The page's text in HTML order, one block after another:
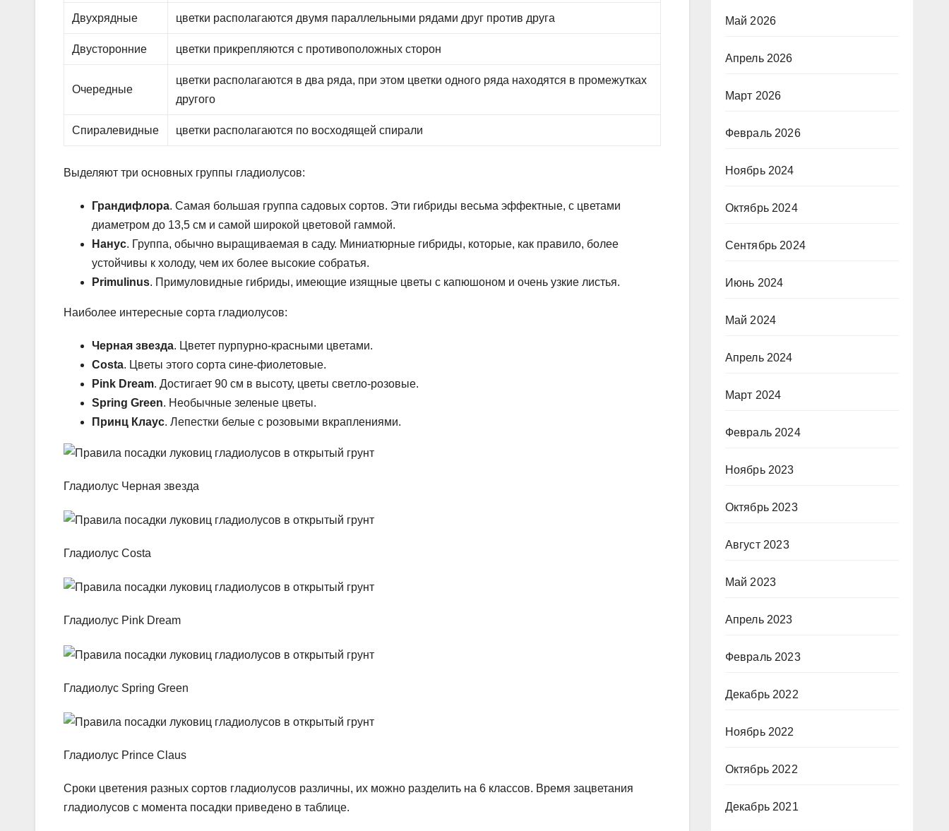
Двухрядные цветки располагаются двумя парал­лельными рядами друг против друга
Двусторонние цветки прикрепляются с про­тивоположных сторон
Очередные
цветки располагаются в два ряда, при этом цветки одного ряда находятся в промежутках
другого
Спиралевидные цветки располагаются по восходящей спирали
Выделяют три основных группы гладиолусов:
Грандифлора. Самая большая группа садовых сортов. Эти гибриды весьма эффектные, с цветами
диаметром до 13,5 см и самой широкой цветовой гаммой.
Нанус. Группа, обычно выращиваемая в саду. Миниатюрные гибриды, которые, как правило, более
устойчивы к холоду, чем их более высокие собратья.
Primulinus. Примуловидные гибриды, имеющие изящные цветы с капюшоном и очень узкие листья.
Наиболее интересные сорта гладиолусов:
Черная звезда. Цветет пурпурно-красными цветами.
Costa. Цветы этого сорта сине-фиолетовые.
Pink Dream. Достигает 90 см в высоту, цветы светло-розовые.
Spring Green. Необычные зеленые цветы.
Принц Клаус. Лепестки белые с розовыми вкраплениями.
Гладиолус Черная звезда
Гладиолус Costa
Гладиолус Pink Dream
Гладиолус Spring Green
Гладиолус Prince Claus
Сроки цветения разных сортов гладиолусов различны, их можно разделить на 6 классов. Время зацветания
гладиолусов с момента посадки приведено в таблице.
Май 2026
Апрель 2026
Март 2026
Февраль 2026
Ноябрь 2024
Октябрь 2024
Сентябрь 2024
Июнь 2024
Май 2024
Апрель 2024
Март 2024
Февраль 2024
Ноябрь 2023
Октябрь 2023
Август 2023
Май 2023
Апрель 2023
Февраль 2023
Декабрь 2022
Ноябрь 2022
Октябрь 2022
Декабрь 2021